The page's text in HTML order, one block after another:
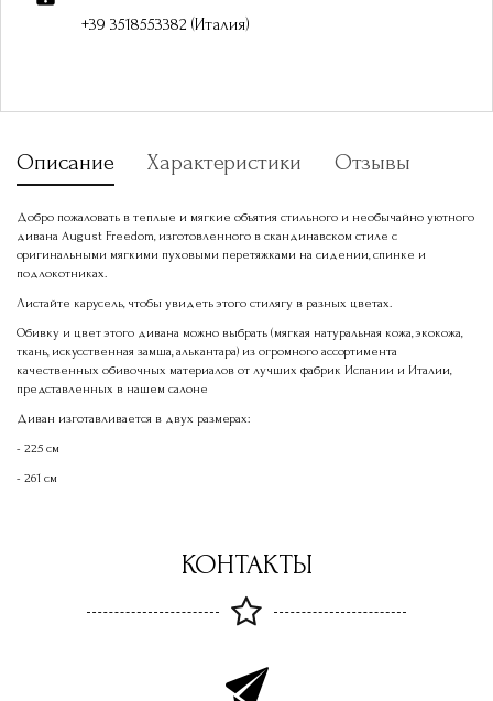
+39 3518553382 (Италия)
Описание Характеристики Отзывы
Добро пожаловать в теплые и мягкие объятия стильного и необычайно уютного
дивана August Freedom, изготовленного в скандинавском стиле с
оригинальными мягкими пуховыми перетяжками на сидении, спинке и
подлокотниках.
Листайте карусель, чтобы увидеть этого стилягу в разных цветах.
Обивку и цвет этого дивана можно выбрать (мягкая натуральная кожа, экокожа,
ткань, искусственная замша, алькантара) из огромного ассортимента
качественных обивочных материалов от лучших фабрик Испании и Италии,
представленных в нашем салоне
Диван изготавливается в двух размерах:
- 225 см
- 261 см
КОНТАКТЫ